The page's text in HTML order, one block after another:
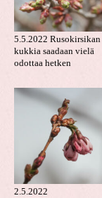
5.5.2022 Rusokirsikan
kukkia saadaan vielä
odottaa hetken
2.5.2022